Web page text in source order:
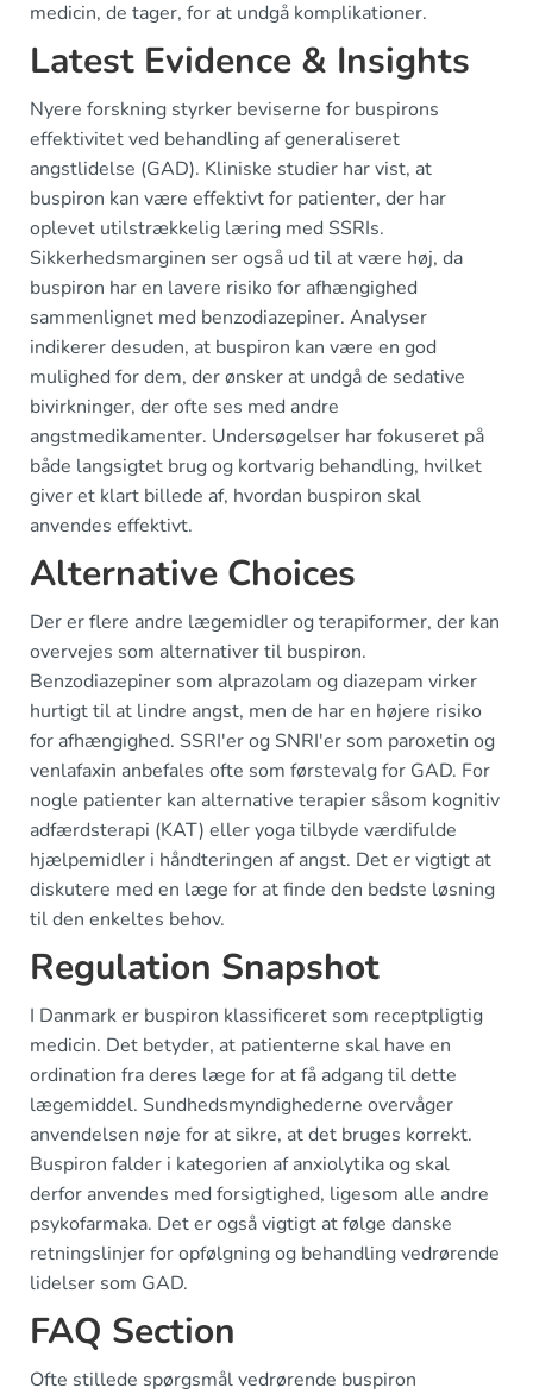
medicin, de tager, for at undgå komplikationer.
Latest Evidence & Insights
Nyere forskning styrker beviserne for buspirons
effektivitet ved behandling af generaliseret
angstlidelse (GAD). Kliniske studier har vist, at
buspiron kan være effektivt for patienter, der har
oplevet utilstrækkelig læring med SSRIs.
Sikkerhedsmarginen ser også ud til at være høj, da
buspiron har en lavere risiko for afhængighed
sammenlignet med benzodiazepiner. Analyser
indikerer desuden, at buspiron kan være en god
mulighed for dem, der ønsker at undgå de sedative
bivirkninger, der ofte ses med andre
angstmedikamenter. Undersøgelser har fokuseret på
både langsigtet brug og kortvarig behandling, hvilket
giver et klart billede af, hvordan buspiron skal
anvendes effektivt.
Alternative Choices
Der er flere andre lægemidler og terapiformer, der kan
overvejes som alternativer til buspiron.
Benzodiazepiner som alprazolam og diazepam virker
hurtigt til at lindre angst, men de har en højere risiko
for afhængighed. SSRI'er og SNRI'er som paroxetin og
venlafaxin anbefales ofte som førstevalg for GAD. For
nogle patienter kan alternative terapier såsom kognitiv
adfærdsterapi (KAT) eller yoga tilbyde værdifulde
hjælpemidler i håndteringen af angst. Det er vigtigt at
diskutere med en læge for at finde den bedste løsning
til den enkeltes behov.
Regulation Snapshot
I Danmark er buspiron klassificeret som receptpligtig
medicin. Det betyder, at patienterne skal have en
ordination fra deres læge for at få adgang til dette
lægemiddel. Sundhedsmyndighederne overvåger
anvendelsen nøje for at sikre, at det bruges korrekt.
Buspiron falder i kategorien af anxiolytika og skal
derfor anvendes med forsigtighed, ligesom alle andre
psykofarmaka. Det er også vigtigt at følge danske
retningslinjer for opfølgning og behandling vedrørende
lidelser som GAD.
FAQ Section
Ofte stillede spørgsmål vedrørende buspiron